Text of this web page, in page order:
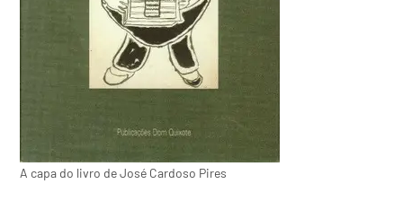
A capa do livro de José Cardoso Pires